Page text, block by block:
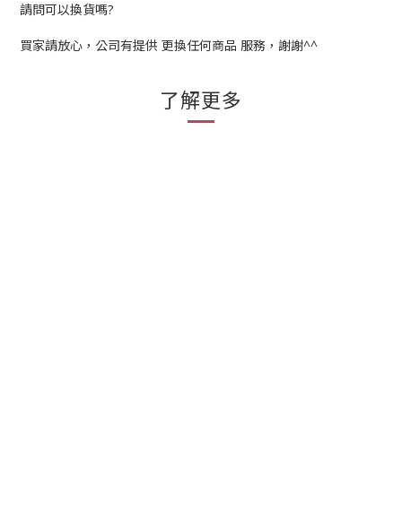
請問可以換貨嗎?
買家請放心，公司有提供 更換任何商品 服務，謝謝^^
了解更多